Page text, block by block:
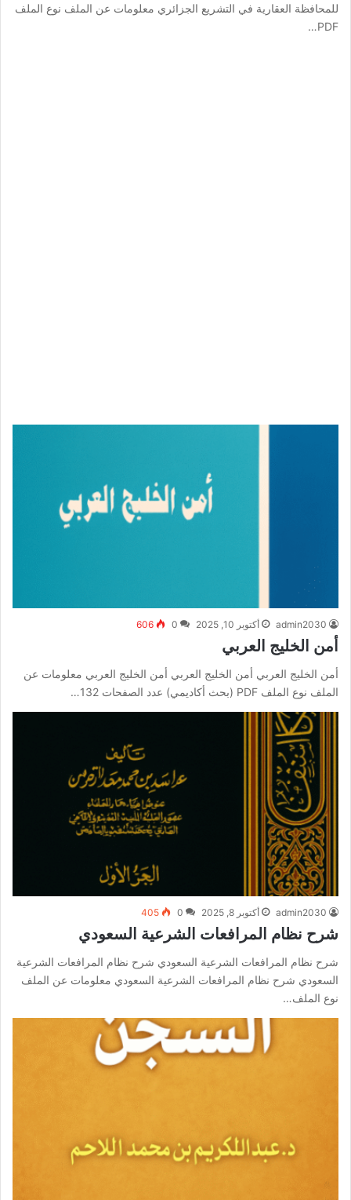
للمحافظة العقارية في التشريع الجزائري معلومات عن الملف نوع الملف
PDF…
admin2030 أكتوبر 10, 2025 0
606
أمن الخليج العربي
أمن الخليج العربي أمن الخليج العربي أمن الخليج العربي معلومات عن
الملف نوع الملف PDF (بحث أكاديمي) عدد الصفحات 132…
admin2030 أكتوبر 8, 2025 0
405
شرح نظام المرافعات الشرعية السعودي
شرح نظام المرافعات الشرعية السعودي شرح نظام المرافعات الشرعية
السعودي شرح نظام المرافعات الشرعية السعودي معلومات عن الملف
نوع الملف…